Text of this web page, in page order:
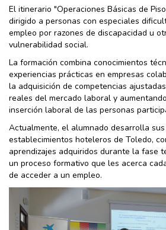
El itinerario "Operaciones Básicas de
dirigido a personas con especiales
empleo por razones de discapacidad u
vulnerabilidad social.
La formación combina conocimientos
experiencias prácticas en empresas
la adquisición de competencias
reales del mercado laboral y
inserción laboral de las personas
Actualmente, el alumnado desarrolla
establecimientos hoteleros de Toledo,
aprendizajes adquiridos durante la fase
un proceso formativo que les acerca
de acceder a un empleo.